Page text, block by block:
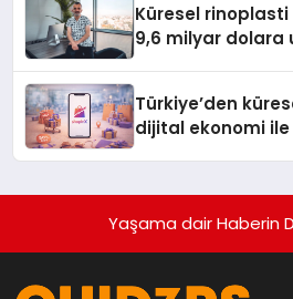
Küresel rinoplasti
9,6 milyar dolara
Türkiye’den
dijital ekonomi
Yaşama dair Haberin